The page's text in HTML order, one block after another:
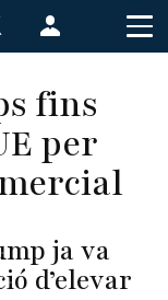
Menú
de
cuenta
de
usuario
fins
per
ja va
d’elevar